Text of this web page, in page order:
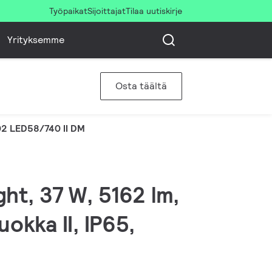
TyöpaikatSijoittajatTilaa uutiskirje
Yrityksemme
Osta täältä
LED58/740 II DM
37 W, 5162 lm,
II, IP65,